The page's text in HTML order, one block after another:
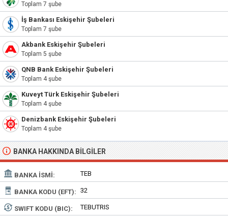
Toplam 7 şube
İş Bankası Eskişehir Şubeleri
Toplam 7 şube
Akbank Eskişehir Şubeleri
Toplam 5 şube
QNB Bank Eskişehir Şubeleri
Toplam 4 şube
Kuveyt Türk Eskişehir Şubeleri
Toplam 4 şube
Denizbank Eskişehir Şubeleri
Toplam 4 şube
BANKA HAKKINDA BILGILER
BANKA İSMI: TEB
BANKA KODU (EFT): 32
SWIFT KODU (BIC): TEBUTRIS